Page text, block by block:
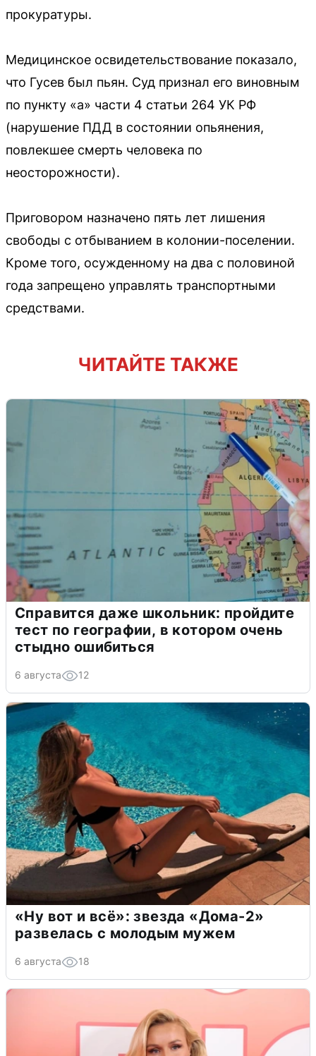
прокуратуры.
Медицинское освидетельствование показало,
что Гусев был пьян. Суд признал его виновным
по пункту «а» части 4 статьи 264 УК РФ
(нарушение ПДД в состоянии опьянения,
повлекшее смерть человека по
неосторожности).
Приговором назначено пять лет лишения
свободы с отбыванием в колонии-поселении.
Кроме того, осужденному на два с половиной
года запрещено управлять транспортными
средствами.
ЧИТАЙТЕ ТАКЖЕ
Справится даже школьник: пройдите
тест по географии, в котором очень
стыдно ошибиться
6 августа 12
«Ну вот и всё»: звезда «Дома-2»
развелась с молодым мужем
6 августа 18